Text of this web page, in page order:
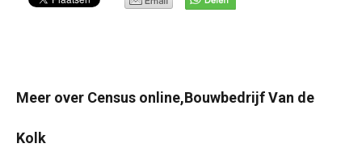
Meer over Census online,Bouwbedrijf Van de
Kolk